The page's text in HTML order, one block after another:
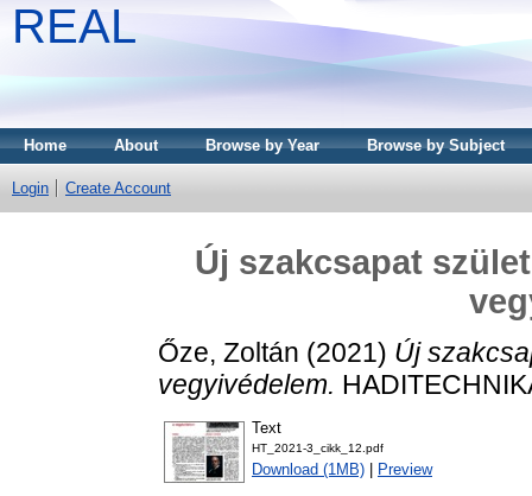
REAL
Home About Browse by Year Browse by Subject
Login Create Account
Új szakcsapat
Őze, Zoltán (2021) Új
vegyivédelem.
Text
HT_2021-3_cikk_12.pdf
Download (1MB) Preview